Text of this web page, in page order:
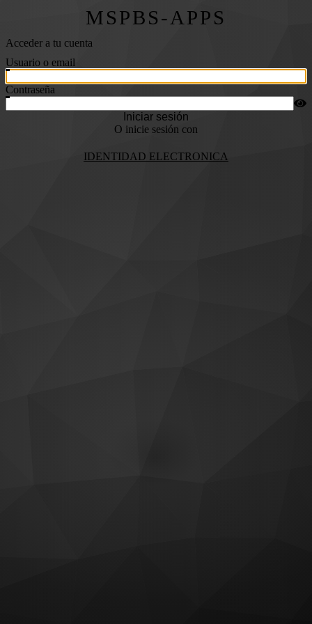
MSPBS-APPS
Acceder a tu cuenta
Usuario o email
Contraseña
Iniciar sesión
O inicie sesión con
IDENTIDAD ELECTRONICA